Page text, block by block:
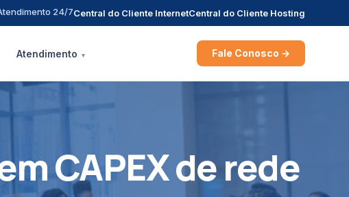
24/7Central do Cliente InternetCentral do Cliente Hosting
Atendimento Fale Conosco →
CAPEX de rede